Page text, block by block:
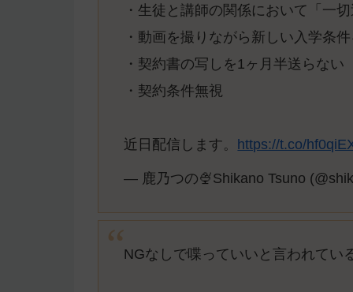
・生徒と講師の関係において「一
・動画を撮りながら新しい入学条
・契約書の写しを1ヶ月半送らない
・契約条件無視
近日配信します。 https://t.co/
— 鹿乃つの🍨Shikano Tsuno
NGなしで喋っていいと言われてい